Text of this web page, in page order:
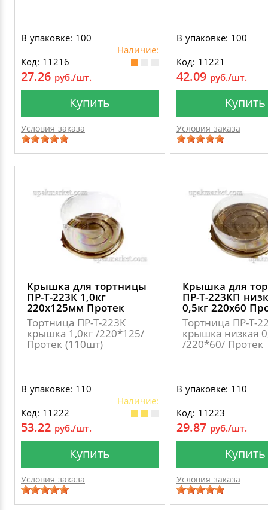
В упаковке: 100
Наличие:
Код: 11216
27.26 руб./шт.
Купить
Условия заказа
В упаковке: 100
Код: 11221
42.09 руб./шт.
Купить
Условия заказа
Крышка для тортницы
ПР-Т-223К 1,0кг
220х125мм Протек
Тортница ПР-Т-223К
крышка 1,0кг /220*125/
Протек (110шт)
В упаковке: 110
Наличие:
Код: 11222
53.22 руб./шт.
Купить
Условия заказа
Крышка для
ПР-Т-223КП
0,5кг 220х60
Тортница ПР-Т-
крышка низкая
/220*60/ Протек
В упаковке: 110
Код: 11223
29.87 руб./шт.
Купить
Условия заказа